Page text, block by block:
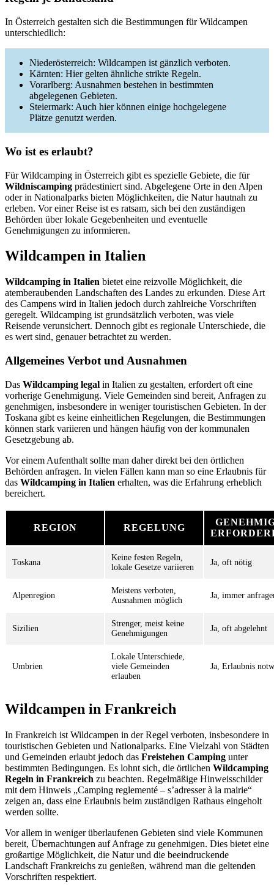
In Österreich gestalten sich die Bestimmungen für Wildcampen
unterschiedlich:
Niederösterreich: Wildcampen ist gänzlich verboten.
Kärnten: Hier gelten ähnliche strikte Regeln.
Vorarlberg: Ausnahmen bestehen in bestimmten
abgelegenen Gebieten.
Steiermark: Auch hier können einige hochgelegene
Plätze genutzt werden.
Wo ist es erlaubt?
Für Wildcamping in Österreich gibt es spezielle Gebiete, die für
Wildniscamping prädestiniert sind. Abgelegene Orte in den Alpen
oder in Nationalparks bieten Möglichkeiten, die Natur hautnah zu
erleben. Vor einer Reise ist es ratsam, sich bei den zuständigen
Behörden über lokale Gegebenheiten und eventuelle
Genehmigungen zu informieren.
Wildcampen in Italien
Wildcamping in Italien bietet eine reizvolle Möglichkeit, die
atemberaubenden Landschaften des Landes zu erkunden. Diese Art
des Campens wird in Italien jedoch durch zahlreiche Vorschriften
geregelt. Wildcamping ist grundsätzlich verboten, was viele
Reisende verunsichert. Dennoch gibt es regionale Unterschiede, die
es wert sind, genauer betrachtet zu werden.
Allgemeines Verbot und Ausnahmen
Das Wildcamping legal in Italien zu gestalten, erfordert oft eine
vorherige Genehmigung. Viele Gemeinden sind bereit, Anfragen zu
genehmigen, insbesondere in weniger touristischen Gebieten. In der
Toskana gibt es keine einheitlichen Regelungen, die Bestimmungen
können stark variieren und hängen häufig von der kommunalen
Gesetzgebung ab.
Vor einem Aufenthalt sollte man daher direkt bei den örtlichen
Behörden anfragen. In vielen Fällen kann man so eine Erlaubnis für
das Wildcamping in Italien erhalten, was die Erfahrung erheblich
bereichert.
REGION REGELUNG
Toskana
Keine festen Regeln,
lokale Gesetze variieren
Ja, oft nötig
Alpenregion
Meistens verboten,
Ausnahmen möglich
Ja, immer
Sizilien
Strenger, meist keine
Genehmigungen
Ja, oft abgelehnt
Umbrien
Lokale Unterschiede,
viele Gemeinden
erlauben
Ja, Erlaubnis
Wildcampen in Frankreich
In Frankreich ist Wildcampen in der Regel verboten, insbesondere in
touristischen Gebieten und Nationalparks. Eine Vielzahl von Städten
und Gemeinden erlaubt jedoch das Freistehen Camping unter
bestimmten Bedingungen. Es lohnt sich, die örtlichen Wildcamping
Regeln in Frankreich zu beachten. Regelmäßige Hinweisschilder
mit dem Hinweis „Camping reglementé – s’adresser à la mairie“
zeigen an, dass eine Erlaubnis beim zuständigen Rathaus eingeholt
werden sollte.
Vor allem in weniger überlaufenen Gebieten sind viele Kommunen
bereit, Übernachtungen auf Anfrage zu genehmigen. Dies bietet eine
großartige Möglichkeit, die Natur und die beeindruckende
Landschaft Frankreichs zu genießen, während man die geltenden
Vorschriften respektiert.